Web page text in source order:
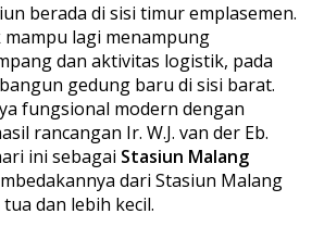
berada di sisi timur emplasemen.
lagi menampung
dan aktivitas logistik, pada
gedung baru di sisi barat.
fungsional modern dengan
rancangan Ir. W.J. van der Eb.
ini sebagai Stasiun Malang
dari Stasiun Malang
dan lebih kecil.